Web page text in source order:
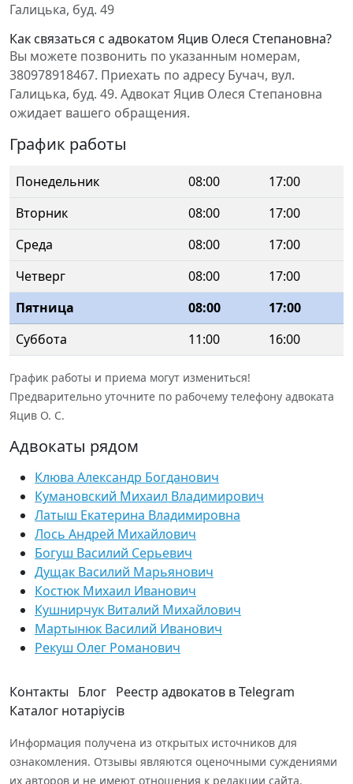
Галицька, буд. 49
Как связаться с адвокатом Яцив Олеся Степановна?
Вы можете позвонить по указанным номерам,
380978918467. Приехать по адресу Бучач, вул.
Галицька, буд. 49. Адвокат Яцив Олеся Степановна
ожидает вашего обращения.
График работы
Понедельник 08:00
17:00
Вторник
08:00
17:00
Среда
08:00
17:00
Четверг
08:00
17:00
Пятница
08:00
17:00
Суббота
11:00 16:00
График работы и приема могут измениться!
Предварительно уточните по рабочему телефону адвоката
Яцив О. С.
Адвокаты рядом
Клюва Александр Богданович
Кумановский Михаил Владимирович
Латыш Екатерина Владимировна
Лось Андрей Михайлович
Богуш Василий Серьевич
Дущак Василий Марьянович
Костюк Михаил Иванович
Кушнирчук Виталий Михайлович
Мартынюк Василий Иванович
Рекуш Олег Романович
Контакты Блог Реестр адвокатов в Telegram
Каталог нотаріусів
Информация получена из открытых источников для
ознакомления. Отзывы являются оценочными суждениями
их авторов и не имеют отношения к редакции сайта.